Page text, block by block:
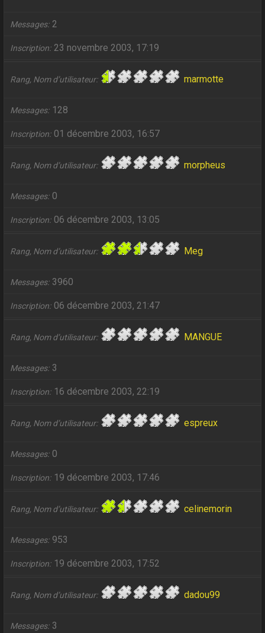
Messages 2
Inscription 23 novembre 2003, 17:19
Rang, Nom d’utilisateur marmotte
Messages 128
Inscription 01 décembre 2003, 16:57
Rang, Nom d’utilisateur morpheus
Messages 0
Inscription 06 décembre 2003, 13:05
Rang, Nom d’utilisateur Meg
Messages 3960
Inscription 06 décembre 2003, 21:47
Rang, Nom d’utilisateur MANGUE
Messages 3
Inscription 16 décembre 2003, 22:19
Rang, Nom d’utilisateur espreux
Messages 0
Inscription 19 décembre 2003, 17:46
Rang, Nom d’utilisateur celinemorin
Messages 953
Inscription 19 décembre 2003, 17:52
Rang, Nom d’utilisateur dadou99
Messages 3